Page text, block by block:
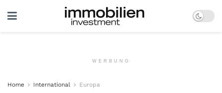
WERBUNG
Home International Europa